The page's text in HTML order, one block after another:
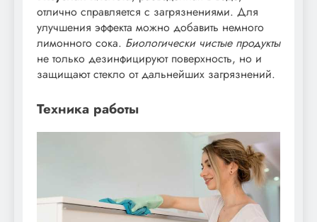
отлично справляется с загрязнениями. Для
улучшения эффекта можно добавить немного
лимонного сока. Биологически чистые продукты
не только дезинфицируют поверхность, но и
защищают стекло от дальнейших загрязнений.
Техника работы